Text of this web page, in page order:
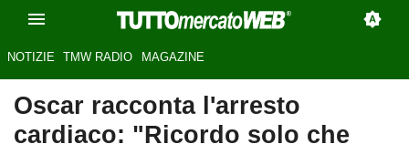
NOTIZIE TMW RADIO MAGAZINE
Oscar racconta l'arresto
cardiaco: "Ricordo solo che